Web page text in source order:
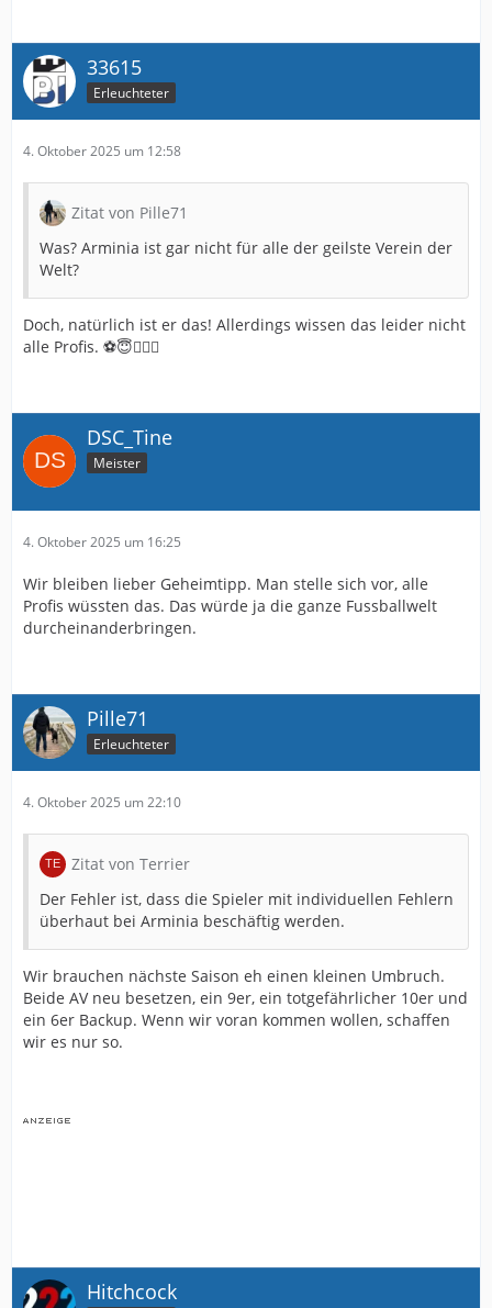
33615
Erleuchteter
4. Oktober 2025 um 12:58
Zitat von Pille71
Was? Arminia ist gar nicht für alle der geilste Verein der
Welt?
Doch, natürlich ist er das! Allerdings wissen das leider nicht
alle Profis. ⚽️😇🤷🏻‍♂️
DSC_Tine
Meister
4. Oktober 2025 um 16:25
Wir bleiben lieber Geheimtipp. Man stelle sich vor, alle
Profis wüssten das. Das würde ja die ganze Fussballwelt
durcheinanderbringen.
Pille71
Erleuchteter
4. Oktober 2025 um 22:10
Zitat von Terrier
Der Fehler ist, dass die Spieler mit individuellen Fehlern
überhaut bei Arminia beschäftig werden.
Wir brauchen nächste Saison eh einen kleinen Umbruch.
Beide AV neu besetzen, ein 9er, ein totgefährlicher 10er und
ein 6er Backup. Wenn wir voran kommen wollen, schaffen
wir es nur so.
Hitchcock